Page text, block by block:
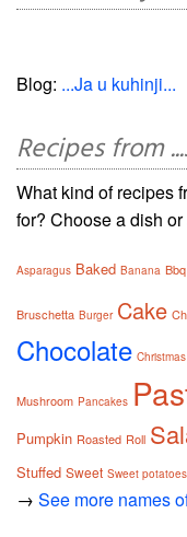
Blog: ...Ja u kuhinji...
Recipes from
What kind of recipes
for? Choose a dish
Asparagus Baked Banana Bbq
Bruschetta Burger Cake
Chocolate Christmas
Mushroom Pancakes
Pumpkin Roasted Roll
Stuffed Sweet Sweet potatoes
→ See more names